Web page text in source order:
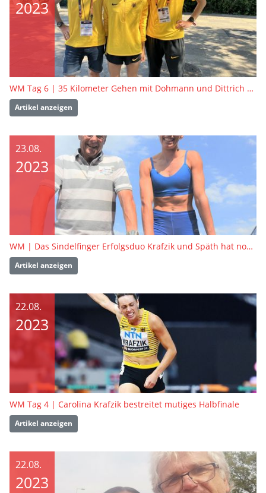
2023
WM Tag 6 | 35 Kilometer Gehen mit Dohmann und Dittrich – Ein Rennen das alles zu bieten hatte
Artikel anzeigen
23.08.
2023
WM | Das Sindelfinger Erfolgsduo Krafzik und Späth hat noch viel vor
Artikel anzeigen
22.08.
2023
WM Tag 4 | Carolina Krafzik bestreitet mutiges Halbfinale
Artikel anzeigen
22.08.
2023